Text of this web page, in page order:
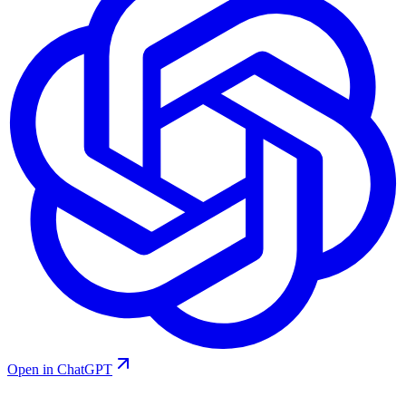
Open in ChatGPT